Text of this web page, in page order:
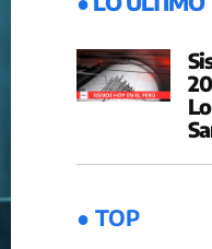
● TOP